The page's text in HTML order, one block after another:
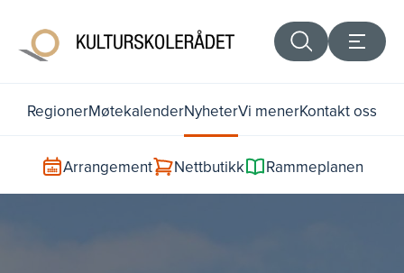
RegionerMøtekalenderNyheterVi menerKontakt oss
Arrangement Nettbutikk Rammeplanen